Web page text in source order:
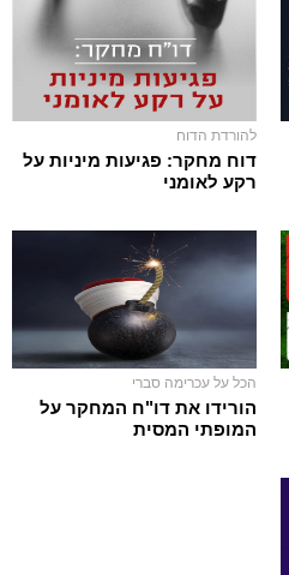
להורדת הדוח
דוח מחקר: פגיעות מיניות על
רקע לאומני
הכל על עכרימה סברי
הורידו את דו"ח המחקר על
המופתי המסית